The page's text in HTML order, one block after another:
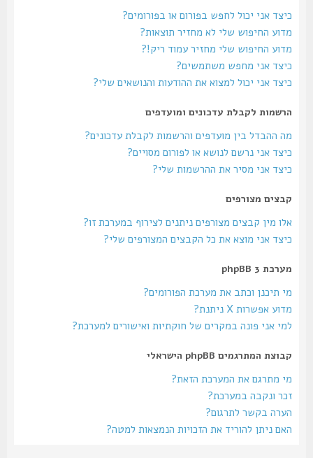
כיצד אני יכול לחפש בפורום או בפורומים?
מדוע החיפוש שלי לא מחזיר תוצאות?
מדוע החיפוש שלי מחזיר עמוד ריק!?
כיצד אני מחפש משתמשים?
כיצד אני יכול למצוא את ההודעות והנושאים שלי?
הרשמות לקבלת עדכונים ומועדפים
מה ההבדל בין מועדפים והרשמות לקבלת עדכונים?
כיצד אני נרשם לנושא או לפורום מסויים?
כיצד אני מסיר את ההרשמות שלי?
קבצים מצורפים
אלו מין קבצים מצורפים ניתנים לצירוף במערכת זו?
כיצד אני מוצא את כל הקבצים המצורפים שלי?
מערכת phpBB 3
מי תיכנן וכתב את מערכת הפורומים?
מדוע אפשרות X ניתנת?
למי אני פונה במקרים של חוקתיות ואישורים למערכת?
קבוצת המתרגמים phpBB הישראלי
מי מתרגם את המערכת הזאת?
זכר ונקבה במערכת?
הערה בקשר לתרגום?
האם ניתן להוריד את הזכויות הנמצאות למטה?